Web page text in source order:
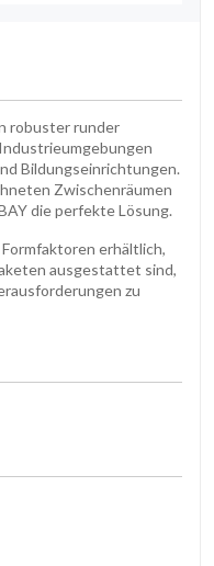
robuster runder
Bildungseinrichtungen.
Zwischenräumen
die perfekte Lösung.
erhältlich,
ausgestattet sind,
zu